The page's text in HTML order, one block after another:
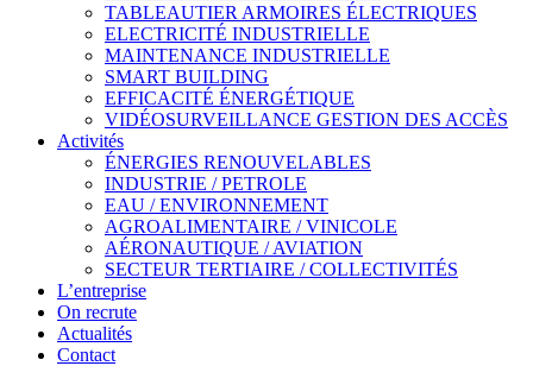
TABLEAUTIER ARMOIRES ÉLECTRIQUES
ELECTRICITÉ INDUSTRIELLE
MAINTENANCE INDUSTRIELLE
SMART BUILDING
EFFICACITÉ ÉNERGÉTIQUE
VIDÉOSURVEILLANCE GESTION DES ACCÈS
Activités
ÉNERGIES RENOUVELABLES
INDUSTRIE / PETROLE
EAU / ENVIRONNEMENT
AGROALIMENTAIRE / VINICOLE
AÉRONAUTIQUE / AVIATION
SECTEUR TERTIAIRE / COLLECTIVITÉS
L’entreprise
On recrute
Actualités
Contact